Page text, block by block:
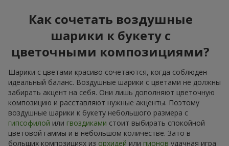
Как сочетать воздушные
шарики к букету с
цветочными композициями?
Шарики с цветами красиво сочетаются, когда соблюден
идеальный баланс. Воздушные шарики с цветами не должны
забирать акцент на себя. Они лишь дополняют цветочную
композицию и расставляют нужные акценты. Поэтому
воздушные шарики к букету небольшого размера с
гипсофилой или гвоздиками стоит выбирать спокойной
цветовой гаммы и в небольшом количестве. Зато в
больших композициях из орхидей или пионов удачная игра